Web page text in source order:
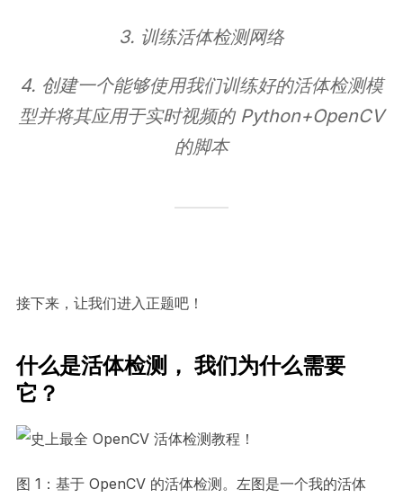
3. 训练活体检测网络
4. 创建一个能够使用我们训练好的活体检测模
型并将其应用于实时视频的 Python+OpenCV
的脚本
接下来，让我们进入正题吧！
什么是活体检测， 我们为什么需要
它？
图 1：基于 OpenCV 的活体检测。左图是一个我的活体